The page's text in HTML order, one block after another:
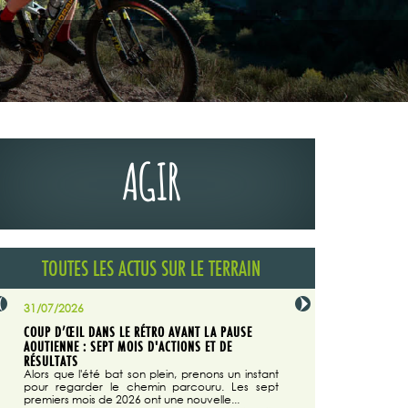
AGIR
TOUTES LES ACTUS SUR LE TERRAIN
du
31/07/2026
COUP D’ŒIL DANS LE RÉTRO AVANT LA PAUSE
AOUTIENNE : SEPT MOIS D'ACTIONS ET DE
RÉSULTATS
Alors que l'été bat son plein, prenons un instant
pour regarder le chemin parcouru. Les sept
premiers mois de 2026 ont une nouvelle...
29/07/2026